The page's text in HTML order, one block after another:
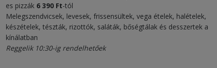
es pizzák 6 390 Ft-tól
Melegszendvicsek, levesek, frissensültek, vega ételek, halételek,
készételek, tészták, rizottók, saláták, bőségtálak és desszertek a
kínálatban
Reggelik 10:30-ig rendelhetőek